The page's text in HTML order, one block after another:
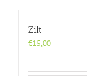
Zilt
€15,00